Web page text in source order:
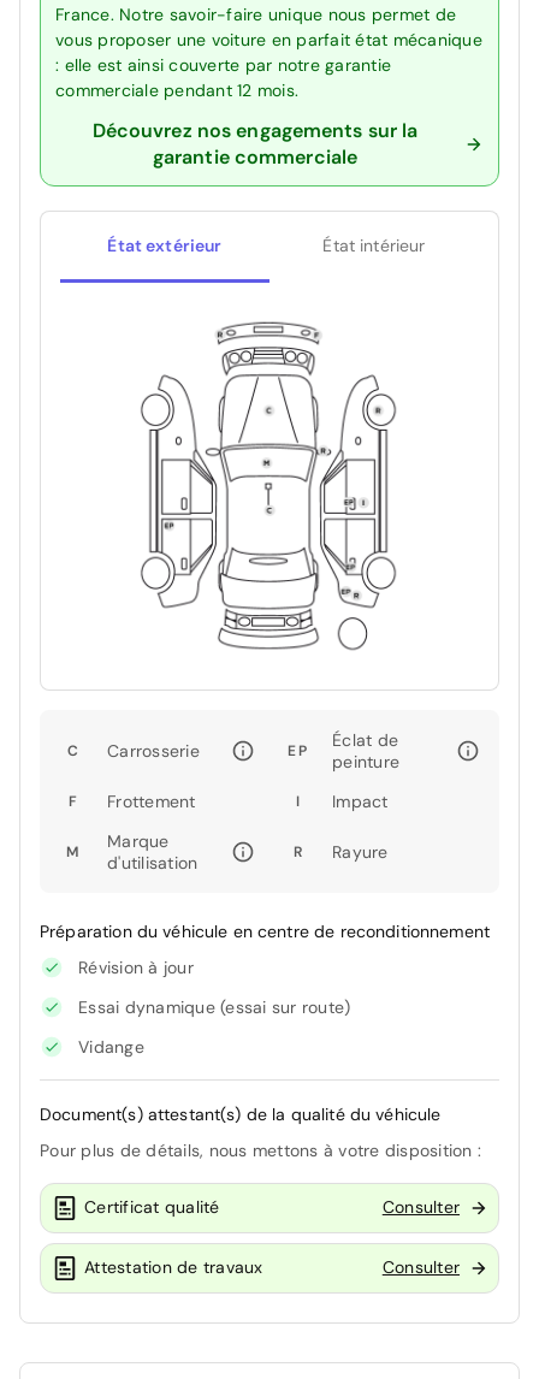
France. Notre savoir-faire unique nous permet de
vous proposer une voiture en parfait état mécanique
: elle est ainsi couverte par notre garantie
commerciale pendant 12 mois.
Découvrez nos engagements sur la
garantie commerciale
État extérieur État intérieur
C Carrosserie EP
Éclat de
peinture
F Frottement I Impact
M
Marque
d'utilisation
R Rayure
Préparation du véhicule en centre de reconditionnement
Révision à jour
Essai dynamique (essai sur route)
Vidange
Document(s) attestant(s) de la qualité du véhicule
Pour plus de détails, nous mettons à votre disposition :
Certificat qualité Consulter
Attestation de travaux Consulter